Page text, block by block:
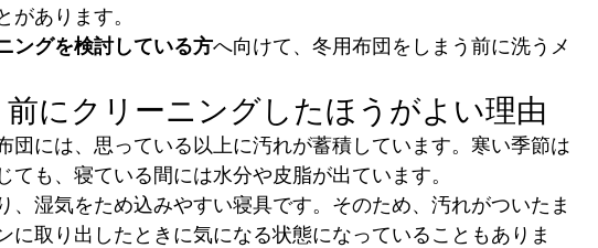
があります。
ングを検討している方へ向けて、冬用布団をしまう前に洗うメ
にクリーニングしたほうがよい理由
団には、思っている以上に汚れが蓄積しています。寒い季節は
ても、寝ている間には水分や皮脂が出ています。
、湿気をため込みやすい寝具です。そのため、汚れがついたま
に取り出したときに気になる状態になっていることもありま